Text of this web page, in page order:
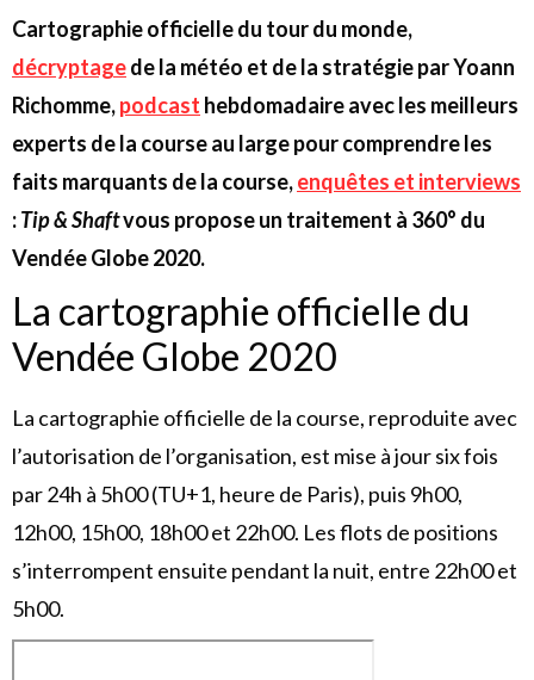
Cartographie officielle du tour du monde,
décryptagede la météo et de la stratégie par Yoann
Richomme,podcast hebdomadaire avec les meilleurs
experts de la course au large pour comprendre les
faits marquants de la course,enquêtes et interviews
:Tip & Shaftvous propose un traitement à 360° du
Vendée Globe 2020.
La cartographie officielle du
Vendée Globe 2020
La cartographie officielle de la course, reproduite avec
l’autorisation de l’organisation, est mise à jour six fois
par 24h à 5h00 (TU+1, heure de Paris), puis 9h00,
12h00, 15h00, 18h00 et 22h00. Les flots de positions
s’interrompent ensuite pendant la nuit, entre 22h00 et
5h00.